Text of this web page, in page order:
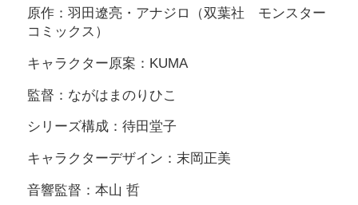
原作：羽田遼亮・アナジロ（双葉社 モンスター
コミックス）
キャラクター原案：KUMA
監督：ながはまのりひこ
シリーズ構成：待田堂子
キャラクターデザイン：末岡正美
音響監督：本山 哲